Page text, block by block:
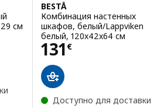
см
BESTÅ
Комбинация настенных
шкафов, белый/Lappviken
белый, 120x42x64 см
131 €
Цена 131€
Доступно для доставки